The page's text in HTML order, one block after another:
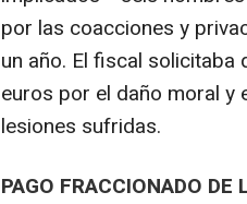
por las coacciones y
un año. El fiscal solicitaba
euros por el daño moral y
lesiones sufridas.
PAGO FRACCIONADO